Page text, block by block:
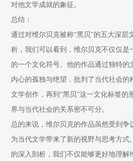
对他文学成就的象征。
总结：
通过对维尔贝克被称“黑贝”的五大深层
析，我们可以看到，维尔贝克不仅仅是
的一个文化符号。他的作品通过独特的
内心的孤独与绝望，批判了当代社会的
文学创作，再到“黑贝”这一文化标签的
界与当代社会的关系密不可分。
总的来说，维尔贝克的作品虽然受到争
为当代文学带来了新的视野与思考方式
的深入剖析，我们不仅能够更好地理解